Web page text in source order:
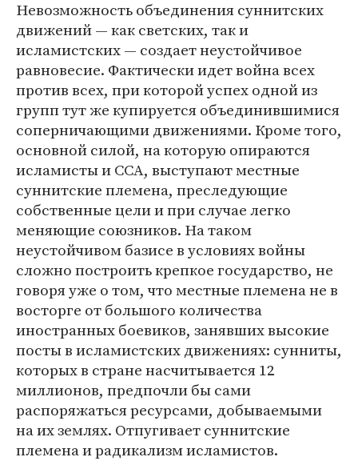
Невозможность объединения суннитских
движений — как светских, так и
исламистских — создает неустойчивое
равновесие. Фактически идет война всех
против всех, при которой успех одной из
групп тут же купируется объединившимися
соперничающими движениями. Кроме того,
основной силой, на которую опираются
исламисты и ССА, выступают местные
суннитские племена, преследующие
собственные цели и при случае легко
меняющие союзников. На таком
неустойчивом базисе в условиях войны
сложно построить крепкое государство, не
говоря уже о том, что местные племена не в
восторге от большого количества
иностранных боевиков, занявших высокие
посты в исламистских движениях: сунниты,
которых в стране насчитывается 12
миллионов, предпочли бы сами
распоряжаться ресурсами, добываемыми
на их землях. Отпугивает суннитские
племена и радикализм исламистов.